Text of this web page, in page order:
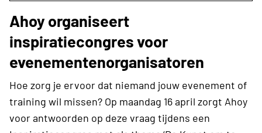
Ahoy organiseert
inspiratiecongres voor
evenementenorganisatoren
Hoe zorg je ervoor dat niemand jouw evenement of
training wil missen? Op maandag 16 april zorgt Ahoy
voor antwoorden op deze vraag tijdens een